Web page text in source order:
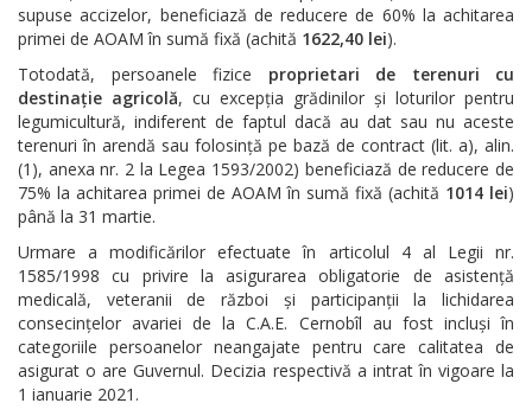
supuse accizelor, beneficiază de reducere de 60% la achitarea
primei de AOAM în sumă fixă (achită 1622,40 lei).
Totodată, persoanele fizice proprietari de terenuri cu
destinație agricolă, cu excepția grădinilor și loturilor pentru
legumicultură, indiferent de faptul dacă au dat sau nu aceste
terenuri în arendă sau folosință pe bază de contract (lit. a), alin.
(1), anexa nr. 2 la Legea 1593/2002) beneficiază de reducere de
75% la achitarea primei de AOAM în sumă fixă (achită 1014 lei)
până la 31 martie.
Urmare a modificărilor efectuate în articolul 4 al Legii nr.
1585/1998 cu privire la asigurarea obligatorie de asistență
medicală, veteranii de război și participanții la lichidarea
consecințelor avariei de la C.A.E. Cernobîl au fost incluși în
categoriile persoanelor neangajate pentru care calitatea de
asigurat o are Guvernul. Decizia respectivă a intrat în vigoare la
1 ianuarie 2021.